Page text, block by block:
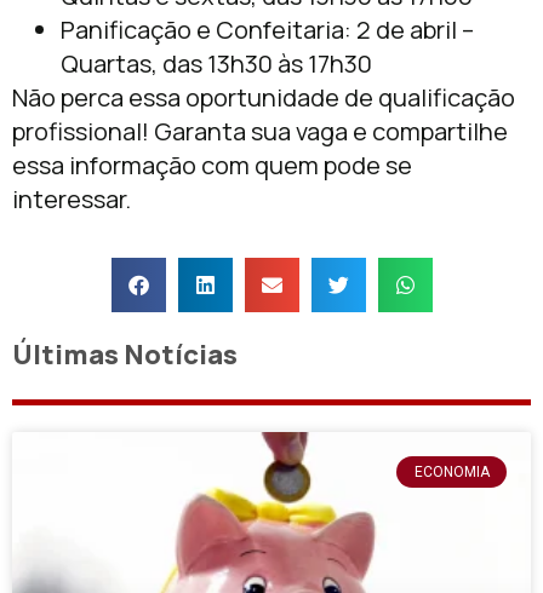
Panificação e Confeitaria: 2 de abril –
Quartas, das 13h30 às 17h30
Não perca essa oportunidade de qualificação
profissional! Garanta sua vaga e compartilhe
essa informação com quem pode se
interessar.
Últimas Notícias
ECONOMIA